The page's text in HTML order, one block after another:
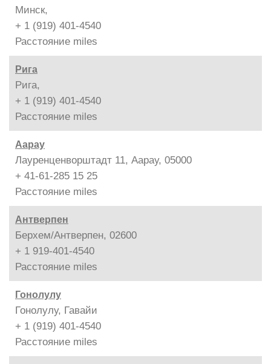
Минск,
+ 1 (919) 401-4540
Расстояние miles
Рига
Рига,
+ 1 (919) 401-4540
Расстояние miles
Аарау
Лауренценворштадт 11, Аарау, 05000
+ 41-61-285 15 25
Расстояние miles
Антверпен
Берхем/Антверпен, 02600
+ 1 919-401-4540
Расстояние miles
Гонолулу
Гонолулу, Гавайи
+ 1 (919) 401-4540
Расстояние miles